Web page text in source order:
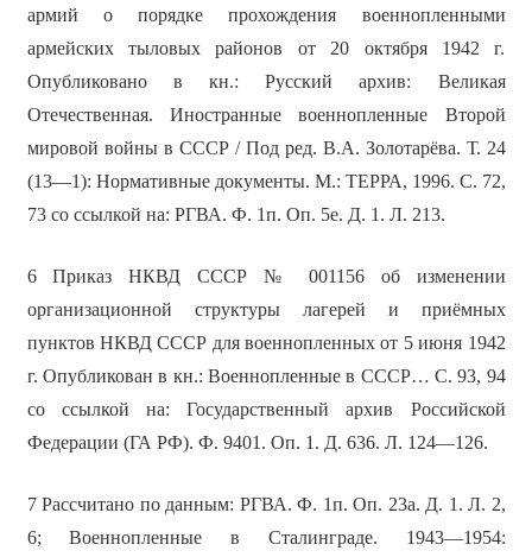
армий о порядке прохождения военнопленными
армейских тыловых районов от 20 октября 1942 г.
Опубликовано в кн.: Русский архив: Великая
Отечественная. Иностранные военнопленные Второй
мировой войны в СССР / Под ред. В.А. Золотарёва. Т. 24
(13—1): Нормативные документы. М.: ТЕРРА, 1996. С. 72,
73 со ссылкой на: РГВА. Ф. 1п. Оп. 5е. Д. 1. Л. 213.
6 Приказ НКВД СССР № 001156 об изменении
организационной структуры лагерей и приёмных
пунктов НКВД СССР для военнопленных от 5 июня 1942
г. Опубликован в кн.: Военнопленные в СССР… С. 93, 94
со ссылкой на: Государственный архив Российской
Федерации (ГА РФ). Ф. 9401. Оп. 1. Д. 636. Л. 124—126.
7 Рассчитано по данным: РГВА. Ф. 1п. Оп. 23а. Д. 1. Л. 2,
6; Военнопленные в Сталинграде. 1943—1954: